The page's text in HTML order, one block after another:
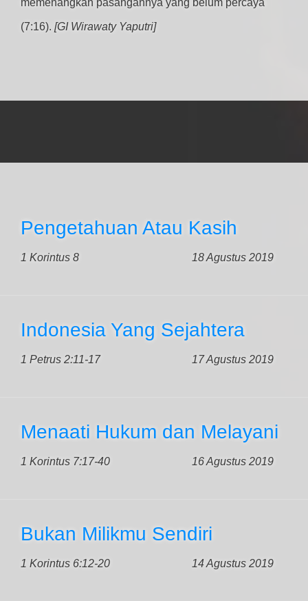
memenangkan pasangannya yang belum percaya
(7:16). [GI Wirawaty Yaputri]
Pengetahuan Atau Kasih
1 Korintus 8 18 Agustus 2019
Indonesia Yang Sejahtera
1 Petrus 2:11-17 17 Agustus 2019
Menaati Hukum dan Melayani
1 Korintus 7:17-40 16 Agustus 2019
Bukan Milikmu Sendiri
1 Korintus 6:12-20 14 Agustus 2019